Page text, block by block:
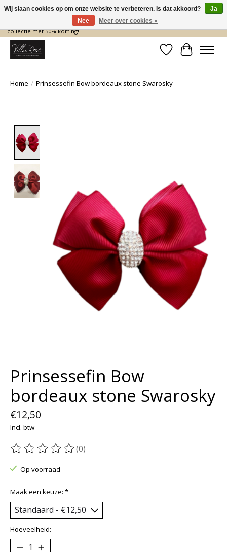
De nieuwe collectie komt eraan… en wij maken ruimte! Shop nu de zomer
collectie met 50% korting!
Verlanglijst
Home / Prinsessefin Bow bordeaux stone Swarosky
Prinsessefin Bow
bordeaux stone Swarosky
€12,50
Incl. btw
De beoordeling van dit product is
(0)
Op voorraad
Maak een keuze: *
Hoeveelheid:
Wij slaan cookies op om onze website te verbeteren. Is dat akkoord?
Ja
Nee
Meer over cookies »